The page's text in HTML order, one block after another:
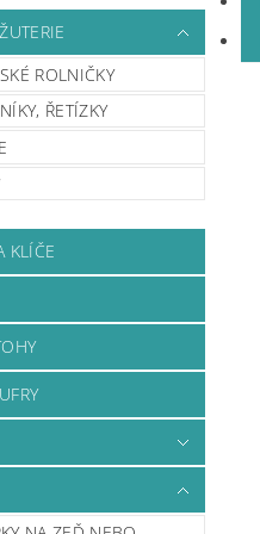
ROLNIČKY
ŘETÍZKY
KLÍČE